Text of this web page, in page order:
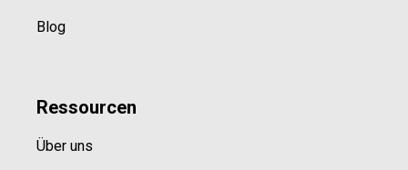
Blog
Ressourcen
Über uns